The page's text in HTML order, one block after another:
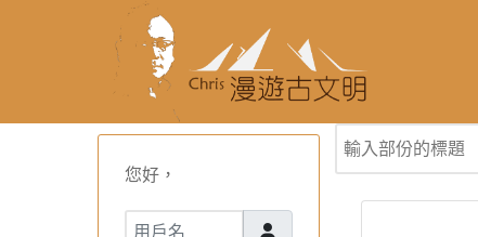
您好，
用戶名
輸入部份的標題